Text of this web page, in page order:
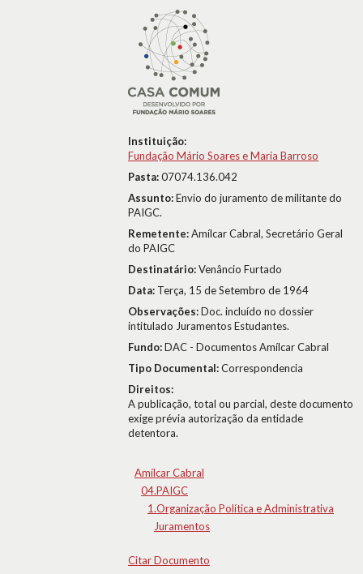
Instituição:
Fundação Mário Soares e Maria Barroso
Pasta:07074.136.042
Assunto:Envio do juramento de militante do
PAIGC.
Remetente:Amílcar Cabral, Secretário Geral
do PAIGC
Destinatário:Venâncio Furtado
Data: Terça, 15 de Setembro de 1964
Observações:Doc. incluído no dossier
intitulado Juramentos Estudantes.
Fundo:DAC - Documentos Amílcar Cabral
Tipo Documental:Correspondencia
Direitos:
A publicação, total ou parcial, deste documento
exige prévia autorização da entidade
detentora.
Amílcar Cabral
04.PAIGC
1.Organização Política e Administrativa
Juramentos
Citar Documento